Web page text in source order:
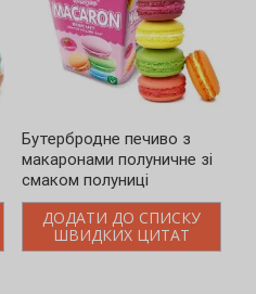
Бутербродне печиво з
макаронами полуничне зі
смаком полуниці
ДОДАТИ ДО СПИСКУ
ШВИДКИХ ЦИТАТ